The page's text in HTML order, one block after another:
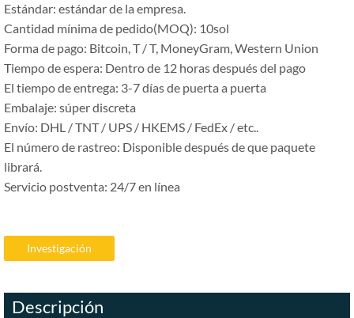
Estándar: estándar de la empresa.
Cantidad mínima de pedido(MOQ): 10sol
Forma de pago: Bitcoin, T / T, MoneyGram, Western Union
Tiempo de espera: Dentro de 12 horas después del pago
El tiempo de entrega: 3-7 días de puerta a puerta
Embalaje: súper discreta
Envío: DHL / TNT / UPS / HKEMS / FedEx / etc..
El número de rastreo: Disponible después de que paquete
librará.
Servicio postventa: 24/7 en línea
Investigación
Descripción